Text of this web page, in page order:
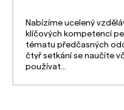
Nabízíme ucelený
klíčových kompetencí
tématu předčasných
čtyř setkání se naučíte
používat...